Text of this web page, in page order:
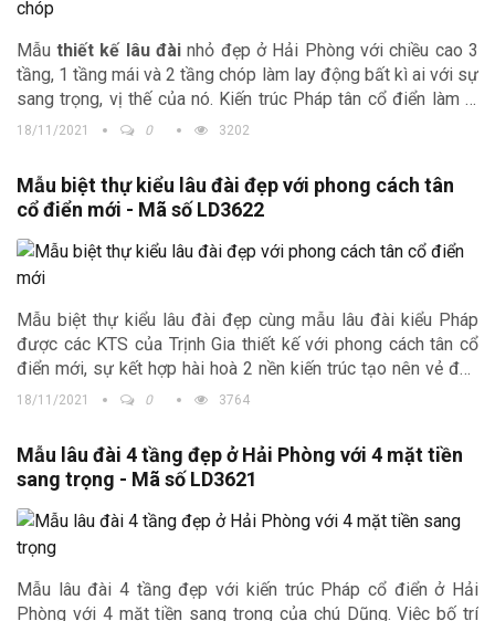
Mẫu thiết kế lâu đài nhỏ đẹp ở Hải Phòng với chiều cao 3
tầng, 1 tầng mái và 2 tầng chóp làm lay động bất kì ai với sự
sang trọng, vị thế của nó. Kiến trúc Pháp tân cổ điển làm lu
mờ mọi ngôi nhà xung quanh.
18/11/2021 0 3202
Mẫu biệt thự kiểu lâu đài đẹp với phong cách tân
cổ điển mới - Mã số LD3622
Mẫu biệt thự kiểu lâu đài đẹp cùng mẫu lâu đài kiểu Pháp
được các KTS của Trịnh Gia thiết kế với phong cách tân cổ
điển mới, sự kết hợp hài hoà 2 nền kiến trúc tạo nên vẻ đẹp
đọc nhất vô nhị.
18/11/2021 0 3764
Mẫu lâu đài 4 tầng đẹp ở Hải Phòng với 4 mặt tiền
sang trọng - Mã số LD3621
Mẫu lâu đài 4 tầng đẹp với kiến trúc Pháp cổ điển ở Hải
Phòng với 4 mặt tiền sang trọng của chú Dũng. Việc bố trí